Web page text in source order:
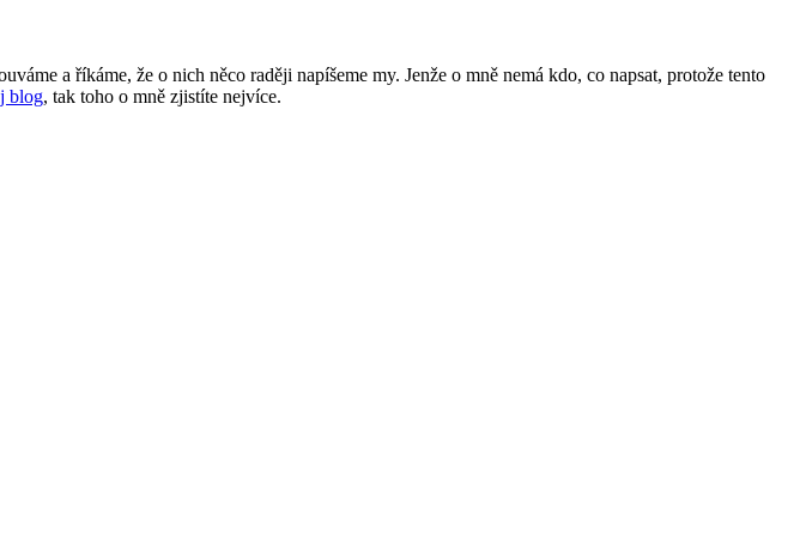
a říkáme, že o nich něco raději napíšeme my. Jenže o mně nemá kdo, co napsat, protože tento
blog, tak toho o mně zjistíte nejvíce.